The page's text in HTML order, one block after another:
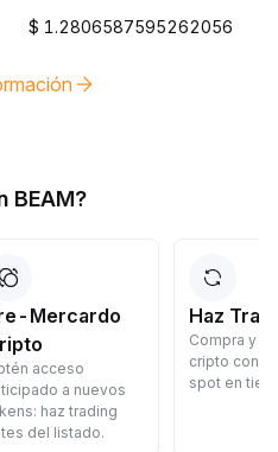
$ 1.2806587595262056
BEAM?
Mercardo
acceso
a nuevos
haz trading
del listado.
Haz
Compra y
cripto con
spot en